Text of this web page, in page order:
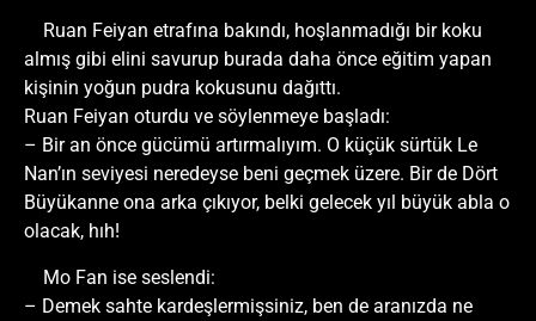
Ruan Feiyan etrafına bakındı, hoşlanmadığı bir koku
almış gibi elini savurup burada daha önce eğitim yapan
kişinin yoğun pudra kokusunu dağıttı.
Ruan Feiyan oturdu ve söylenmeye başladı:
– Bir an önce gücümü artırmalıyım. O küçük sürtük Le
Nan’ın seviyesi neredeyse beni geçmek üzere. Bir de Dört
Büyükanne ona arka çıkıyor, belki gelecek yıl büyük abla o
olacak, hıh!
Mo Fan ise seslendi:
– Demek sahte kardeşlermişsiniz, ben de aranızda ne